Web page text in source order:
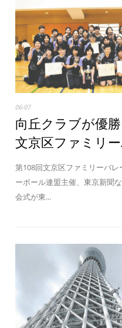
08-07
06-07
向丘クラブが優
文京区ファミリ
第108回文京区ファミリーバ
ーボール連盟主催、東京新聞
会式が東...